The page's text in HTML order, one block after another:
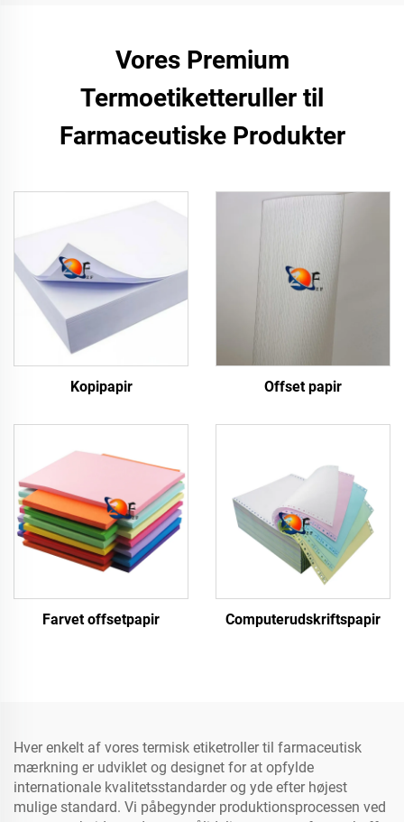
Vores Premium
Termoetiketteruller til
Farmaceutiske Produkter
Kopipapir Offset papir
Farvet offsetpapir Computerudskriftspapir
Hver enkelt af vores termisk etiketroller til farmaceutisk
mærkning er udviklet og designet for at opfylde
internationale kvalitetsstandarder og yde efter højest
mulige standard. Vi påbegynder produktionsprocessen ved